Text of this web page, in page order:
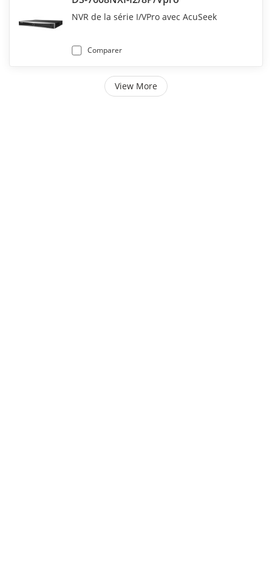
NVR de la série I/VPro avec AcuSeek
Comparer
View More